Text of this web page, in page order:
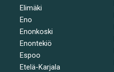
Elimäki
Eno
Enonkoski
Enontekiö
Espoo
Etelä-Karjala